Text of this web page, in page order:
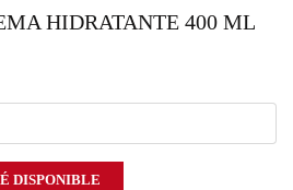
HIDRATANTE 400 ML
DISPONIBLE